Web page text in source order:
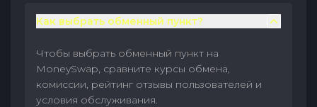
Как выбрать обменный пункт?
Чтобы выбрать обменный пункт на
MoneySwap, сравните курсы обмена,
комиссии, рейтинг отзывы пользователей и
условия обслуживания.